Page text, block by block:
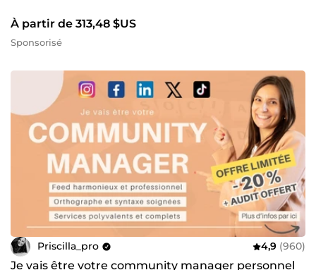
À partir de 313,48 $US
Sponsorisé
Priscilla_pro 4,9 (960)
Je vais être votre community manager personnel